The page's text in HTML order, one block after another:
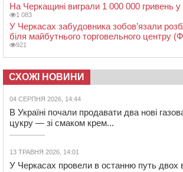
На Черкащині виграли 1 000 000 гривень у
1 083
У Черкасах забудовника зобов’язали
біля майбутнього торговельного центру
921
СХОЖІ НОВИНИ
04 СЕРПНЯ 2026, 14:44
В Україні почали продавати два нові
цукру — зі смаком крем...
13 ТРАВНЯ 2026, 14:01
У Черкасах провели в останню путь двох